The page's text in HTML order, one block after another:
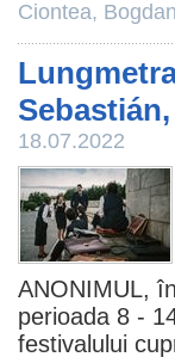
Ciontea,
18.07.2022
ANONIMUL,
perioada 8 -
festivalului